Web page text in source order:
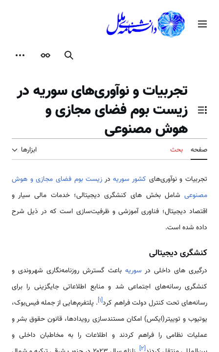
محتوامنوی اصلی
جستجوظاهر
تغییر وضعیت فهرست محتویات
تجربیات و نوآوری‌های سوریه در
زیست بوم فضای مجازی و
هوش مصنوعی
صفحه بحث ابزارها
تجربیات و نوآوری‌های کشور سوریهدر زیست بوم فضای مجازی و هوش
مصنوعی شامل بخش های کنشگری دیجیتالی؛ خدمات مالی سیار و
اقتصاد دیجیتال؛ فناوری آموزشی و ظرفیت‌سازی است که در ذیل شرح
داده شده است.
کنشگری دیجیتالی
درگیری های داخلی در سوریه باعث گسترش روزنامه‌نگاری شهروندی و
کنشگری رسانه‌های اجتماعی شد و منابع اطلاعاتی جایگزینی را برای
رسانه‌های تحت کنترل دولت فراهم کرد[۱]. پلتفرم‌هایی از جمله فیس‌بوک،
یوتیوب و توییتر(ایکس) امکان مستندسازی رویدادها، قانون حقوق بشر و
عملیات نظامی را فراهم کردند و اطلاعات را به مخاطبان داخلی و
[۲]